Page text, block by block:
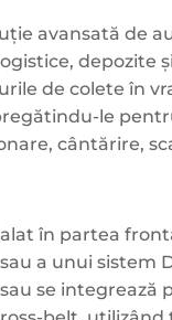
avansată de
depozite
de colete în
le
cântărire,
în partea
a unui sistem
se integrează